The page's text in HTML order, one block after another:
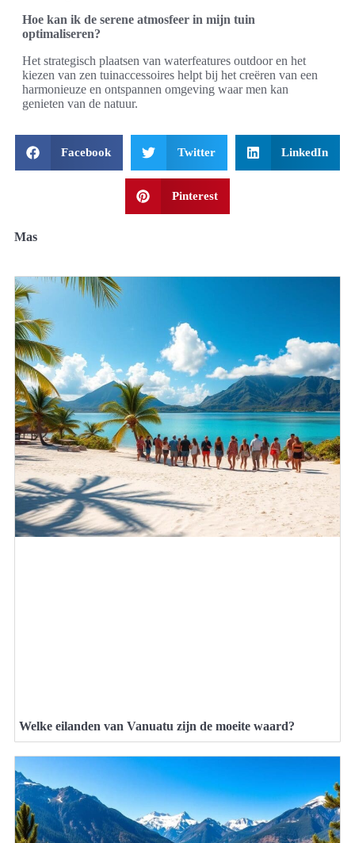
Hoe kan ik de serene atmosfeer in mijn tuin
optimaliseren?
Het strategisch plaatsen van waterfeatures outdoor en het
kiezen van zen tuinaccessoires helpt bij het creëren van een
harmonieuze en ontspannen omgeving waar men kan
genieten van de natuur.
Facebook Twitter LinkedIn
Pinterest
Mas
Welke eilanden van Vanuatu zijn de moeite waard?